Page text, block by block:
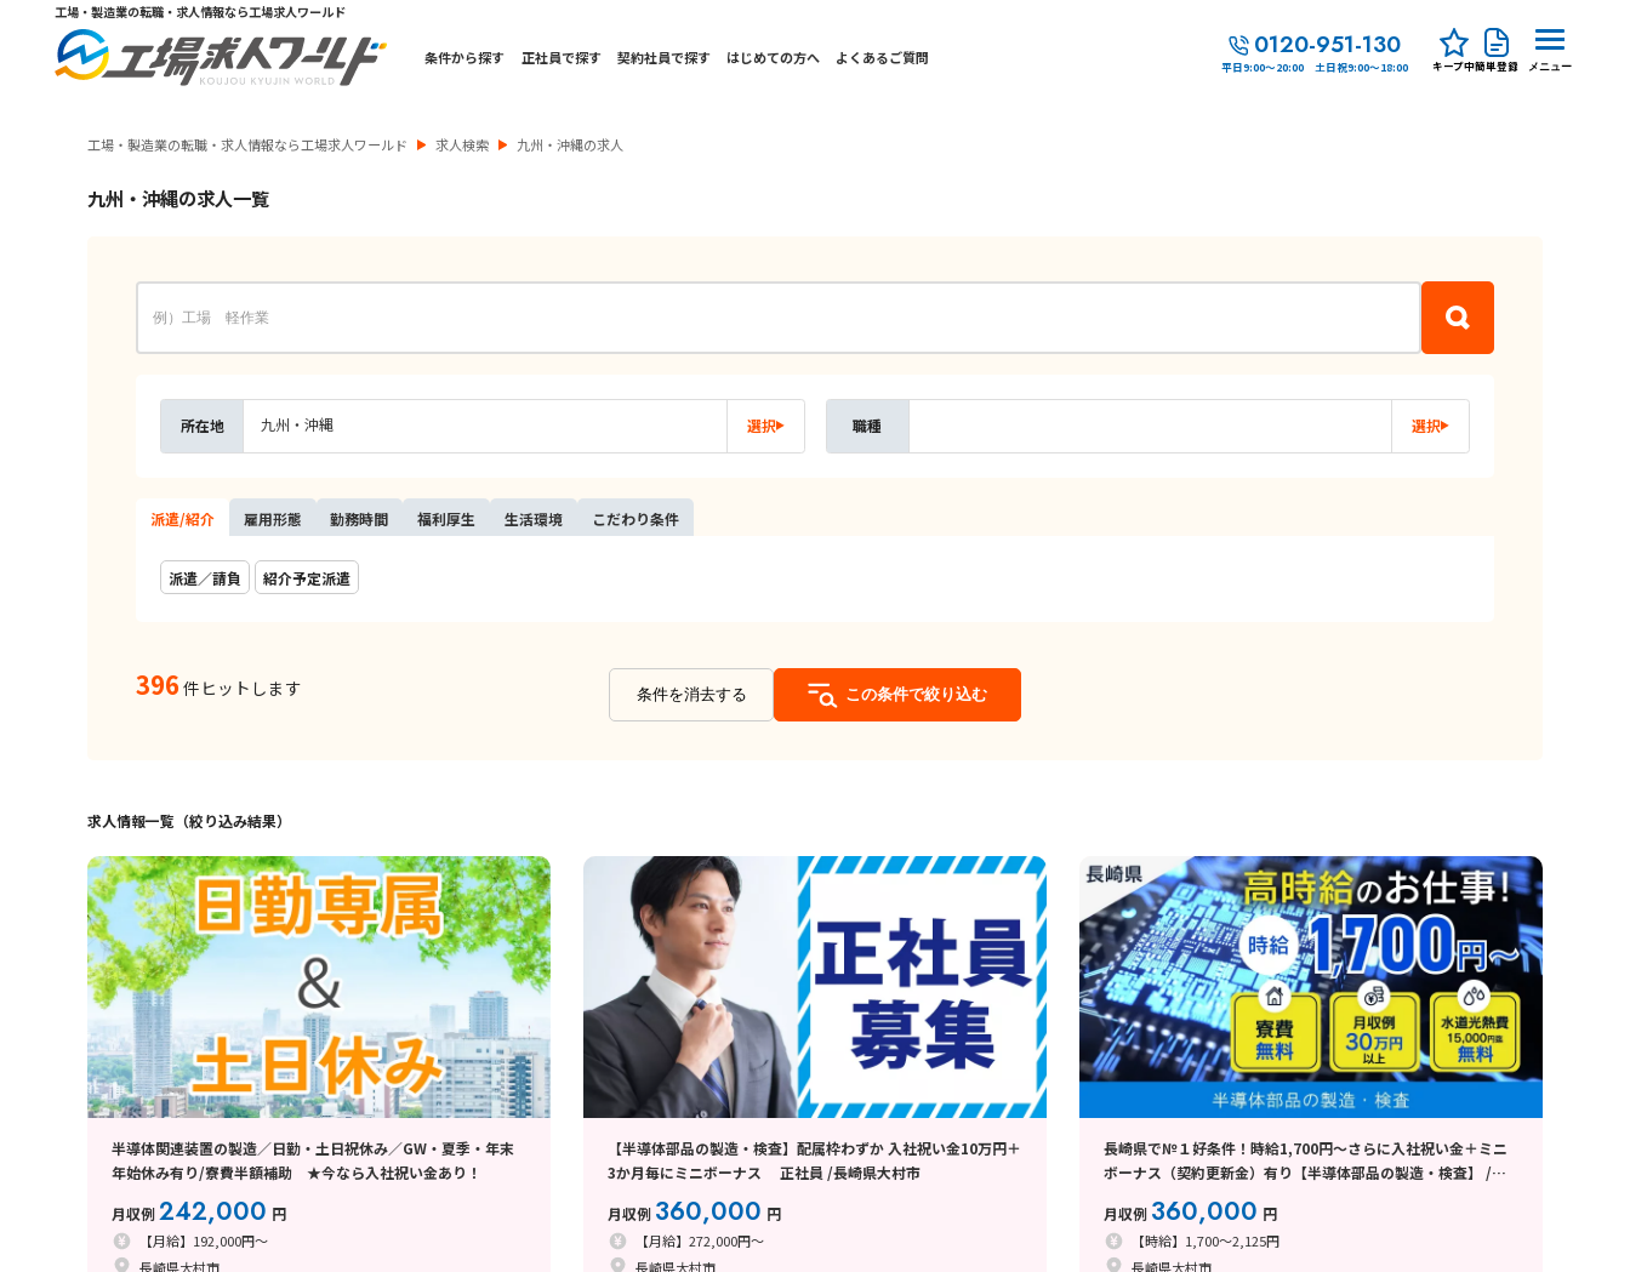
工場・製造業の転職・求人情報なら工場求人ワールド
条件から探す 正社員で探す 契約社員で探す はじめての方へ よくあるご質問 0120-951-130
平日9:00～20:00 土日祝9:00～18:00 キープ中簡単登録 メニュー
工場・製造業の転職・求人情報なら工場求人ワールド 求人検索 九州・沖縄の求人
九州・沖縄の求人一覧
所在地 九州・沖縄 選択 職種 選択
派遣/紹介 雇用形態 勤務時間 福利厚生 生活環境 こだわり条件
派遣／請負 紹介予定派遣
396 件ヒットします 条件を消去する この条件で絞り込む
求人情報一覧（絞り込み結果）
半導体関連装置の製造／日勤・土日祝休み／GW・夏季・年末
年始休み有り/寮費半額補助 ★今なら入社祝い金あり！
月収例242,000 円
【月給】192,000円～
長崎県大村市
【半導体部品の製造・検査】配属枠わずか 入社祝い金10万円＋
3か月毎にミニボーナス 正社員 /長崎県大村市
月収例 360,000 円
【月給】272,000円～
長崎県大村市
長崎県で№１好条件！時給1,700円～さらに入社祝い金＋ミニ
ボーナス（契約更新金）有り【半導体部品の製造・検査】 /長
月収例 360,000 円
【時給】1,700～2,125円
長崎県大村市